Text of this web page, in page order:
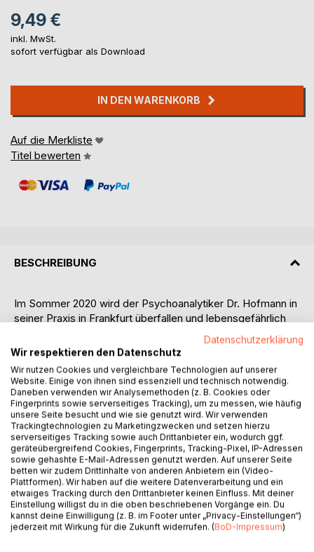
9,49 €
inkl. MwSt.
sofort verfügbar als Download
IN DEN WARENKORB
Auf die Merkliste
Titel bewerten
BESCHREIBUNG
Im Sommer 2020 wird der Psychoanalytiker Dr. Hofmann in
seiner Praxis in Frankfurt überfallen und lebensgefährlich
verletzt. Die betagte Hausbesitzerin wird dabei ermordet.
Das Motiv des Überfalls ist zunächst völlig unklar. Die
Untersuchung übernimmt Kriminalhauptkommissar Bauer,
der vor Jahren selbst Patient bei Hofmann war. Er trifft
seinen ehemaligen Analytiker als Patienten an und erfährt in
einem zähen Ringen um die ärztliche Schweigepflicht, dass
eine neue Patientin, Amalia R, die als Escort-Dame im
Dienste der kalabrischen Mafia arbeitet, Anlass für das
Gewaltverbrechen sein könnte. Nicht nur die Ndrangheta,
sondern auch andere Verbrechersyndikate kämpfen um
Informationen und Einflussnahme auf wichtige Personen.
Dr. Hofmann möchte seine Patientin Amalia, die ihm mehr
bedeutet, als ihm professionell lieb ist, schützen, und
verleugnet dabei, dass er selbst in Gefahr schwebt. Der
Datenschutzerklärung
Wir respektieren den Datenschutz
Wir nutzen Cookies und vergleichbare Technologien auf unserer
Website. Einige von ihnen sind essenziell und technisch notwendig.
Daneben verwenden wir Analysemethoden (z. B. Cookies oder
Fingerprints sowie serverseitiges Tracking), um zu messen, wie häufig
unsere Seite besucht und wie sie genutzt wird. Wir verwenden
Trackingtechnologien zu Marketingzwecken und setzen hierzu
serverseitiges Tracking sowie auch Drittanbieter ein, wodurch ggf.
geräteübergreifend Cookies, Fingerprints, Tracking-Pixel, IP-Adressen
sowie gehashte E-Mail-Adressen genutzt werden. Auf unserer Seite
betten wir zudem Drittinhalte von anderen Anbietern ein (Video-
Plattformen). Wir haben auf die weitere Datenverarbeitung und ein
etwaiges Tracking durch den Drittanbieter keinen Einfluss. Mit deiner
Einstellung willigst du in die oben beschriebenen Vorgänge ein. Du
kannst deine Einwilligung (z. B. im Footer unter „Privacy-Einstellungen“)
jederzeit mit Wirkung für die Zukunft widerrufen. (BoD-Impressum)